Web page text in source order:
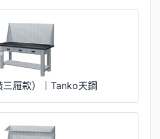
三屜款）｜Tanko天鋼